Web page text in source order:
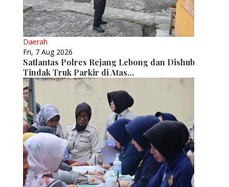
Daerah
Fri, 7 Aug 2026
Satlantas Polres Rejang Lebong dan Dishub
Tindak Truk Parkir di Atas…